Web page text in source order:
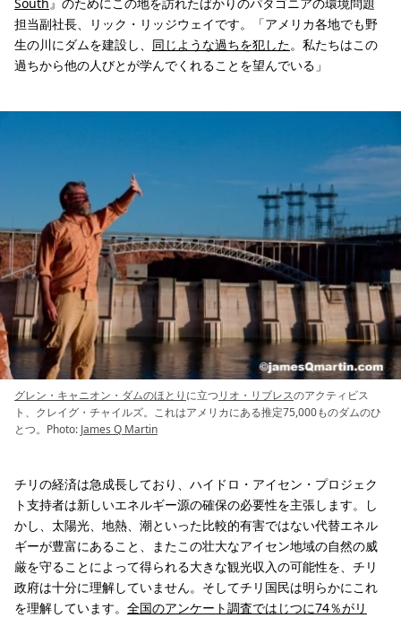
担当副社長、リック・リッジウェイです。「アメリカ各地でも野
生の川にダムを建設し、 同じような過ちを犯した。私たちはこの
過ちから他の人びとが学んでくれることを望んでいる」
グレン・キャニオン・ダムのほとり に立つ リオ・リブレスのアクティビス
ト、クレイグ・チャイルズ。これはアメリカにある推定75,000ものダムのひ
とつ。Photo: James Q Martin
チリの経済は急成長しており、ハイドロ・アイセン・プロジェク
ト支持者は新しいエネルギー源の確保の必要性を主張します。し
かし、太陽光、地熱、潮といった比較的有害ではない代替エネル
ギーが豊富にあること、またこの壮大なアイセン地域の自然の威
厳を守ることによって得られる大きな観光収入の可能性を、チリ
政府は十分に理解していません。そしてチリ国民は明らかにこれ
を理解しています。 全国のアンケート調査ではじつに74％がリ